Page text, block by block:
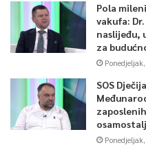
Pola
vakufa:
naslijeđu,
za
SOS